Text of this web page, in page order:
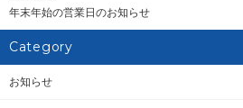
年末年始の営業日のお知らせ
Category
お知らせ